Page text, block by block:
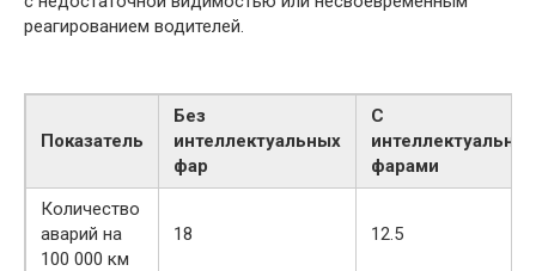
реагированием водителей.
Показатель
Без
интеллектуальных
фар
С
фарами
Количество
аварий на
100 000 км
18 12.5